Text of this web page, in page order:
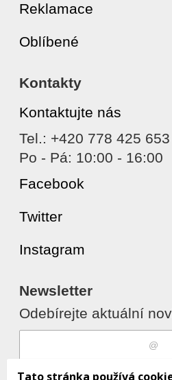
Reklamace
Oblíbené
Kontakty
Kontaktujte nás
Tel.: +420 778 425 653
Po - Pá: 10:00 - 16:00
Facebook
Twitter
Instagram
Newsletter
Odebírejte aktuální
Souhlasím s
Tato stránka používá